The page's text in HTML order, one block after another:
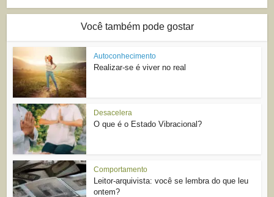
Você também pode gostar
Autoconhecimento
Realizar-se é viver no real
Desacelera
O que é o Estado Vibracional?
Comportamento
Leitor-arquivista: você se lembra do que leu
ontem?